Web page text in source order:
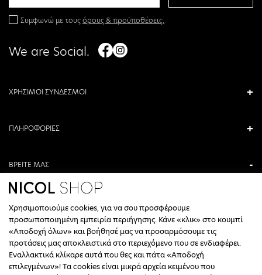
Συμφωνώ με τουςόρους & προϋποθέσεις.
We are Social.
ΧΡΗΣΙΜΟΙ ΣΥΝΔΕΣΜΟΙ
ΠΛΗΡΟΦΟΡΙΕΣ
ΒΡΕΙΤΕ ΜΑΣ
ΑΝΤΩΝΙΟΥ ΚΑΜΑΡΑ 3, ΒΕΡΟΙΑ, ΕΛΛΑΔΑ
+30 23310 76336
ΩΡΑΡΙΟ ΤΗΛΕΦΩΝΙΚΟΥ ΚΕΝΤΡΟΥ
ΔΕΥΤΕΡΑ, ΤΕΤΑΡΤΗ: 09:00 - 14:30
ΤΡΙΤΗ, ΠΕΜΠΤΗ, ΠΑΡΑΣΚΕΥΗ: 09:30 - 14:00 & 17:30 - 21:00
Χρησιμοποιούμε cookies, για να σου προσφέρουμε
προσωποποιημένη εμπειρία περιήγησης. Κάνε «κλικ» στο κουμπί
«Αποδοχή όλων» και βοήθησέ μας να προσαρμόσουμε τις
προτάσεις μας αποκλειστικά στο περιεχόμενο που σε ενδιαφέρει.
Εναλλακτικά κλίκαρε αυτά που θες και πάτα «Αποδοχή
επιλεγμένων»! Τα cookies είναι μικρά αρχεία κειμένου που